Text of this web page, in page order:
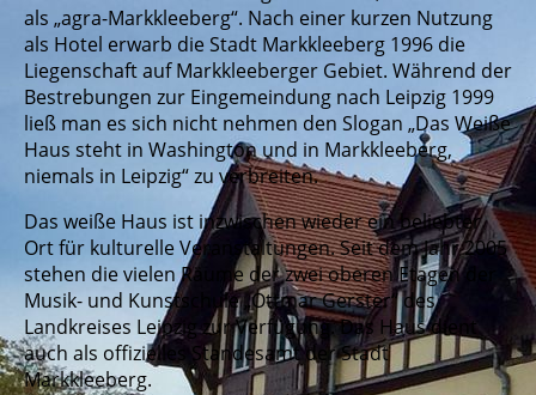
als „agra-Markkleeberg“. Nach einer kurzen Nutzung
als Hotel erwarb die Stadt Markkleeberg 1996 die
Liegenschaft auf Markkleeberger Gebiet. Während der
Bestrebungen zur Eingemeindung nach Leipzig 1999
ließ man es sich nicht nehmen den Slogan „Das Weiße
Haus steht in Washington und in Markkleeberg,
niemals in Leipzig“ zu verbreiten.
Das weiße Haus ist inzwischen wieder ein beliebter
Ort für kulturelle Veranstaltungen. Seit dem Jahr 2005
stehen die vielen Räume der zwei oberen Etagen der
Musik- und Kunstschule „Ottmar Gerster“ des
Landkreises Leipzig zur Verfügung. Das Haus dient
auch als offizielles Standesamt der Stadt
Markkleeberg.